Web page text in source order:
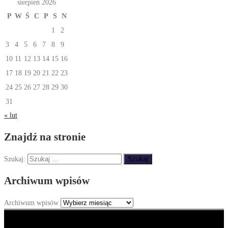
sierpień 2026
P W Ś C P S
N
1
2
3
4 5 6 7 8
9
10 11 12 13 14 15 16
17 18 19 20 21 22 23
24 25 26 27 28 29 30
31
« lut
Znajdź na stronie
Szukaj:
Archiwum wpisów
Archiwum wpisów